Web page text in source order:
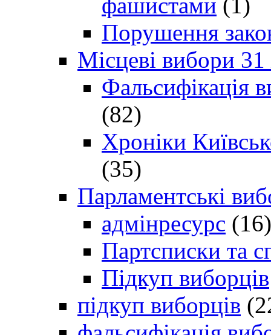
Порушення
Місцеві вибори
Фальсифікація
(82)
Хроніки
(35)
Парламентські
адмінресурс (16)
Партсписки та
Підкуп виборців
підкуп виборців